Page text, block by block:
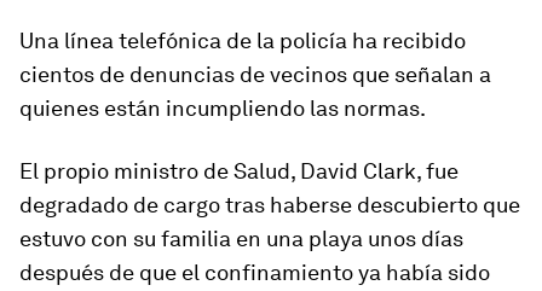
Una línea telefónica de la policía ha recibido
cientos de denuncias de vecinos que señalan a
quienes están incumpliendo las normas.
El propio ministro de Salud, David Clark,fue
degradado de cargotras haberse descubierto que
estuvo con su familia en una playa unos días
después de que el confinamiento ya había sido